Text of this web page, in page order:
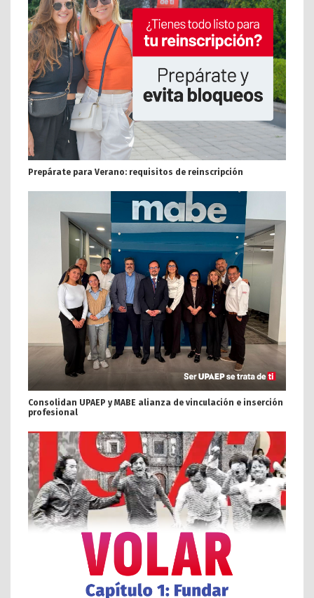
Prepárate para Verano: requisitos de reinscripción
Consolidan UPAEP y MABE alianza de vinculación e inserción
profesional